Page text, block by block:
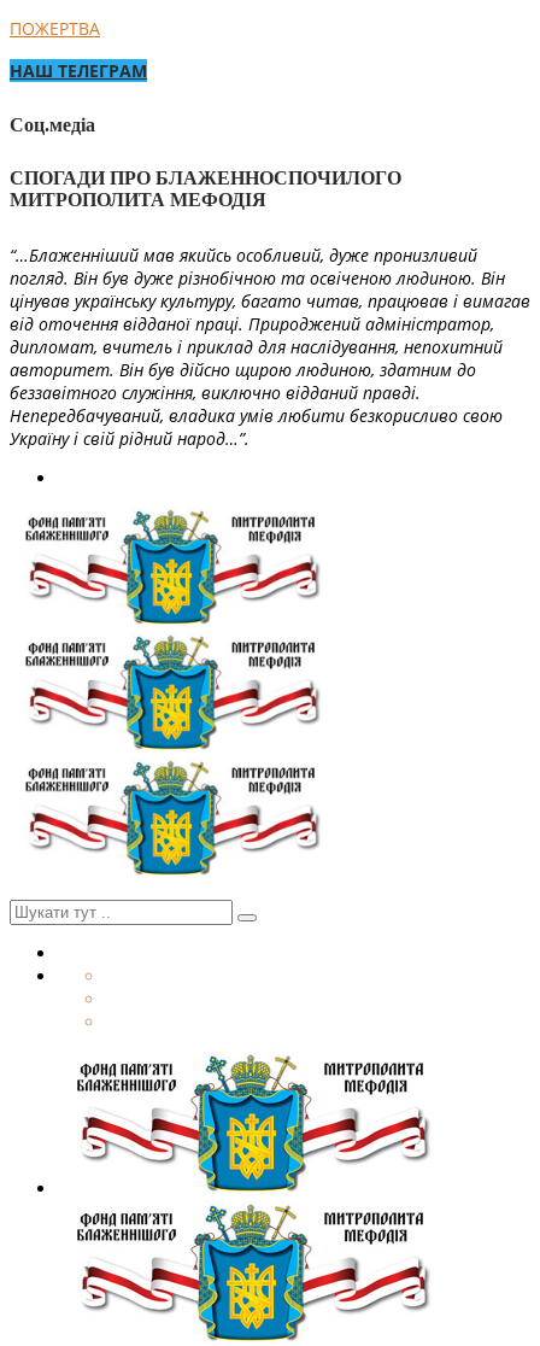
ПОЖЕРТВА
НАШ ТЕЛЕГРАМ
Соц.медіа
СПОГАДИ ПРО БЛАЖЕННОСПОЧИЛОГО
МИТРОПОЛИТА МЕФОДІЯ
“…Блаженніший мав якийсь особливий, дуже пронизливий
погляд. Він був дуже різнобічною та освіченою людиною. Він
цінував українську культуру, багато читав, працював і вимагав
від оточення відданої праці. Природжений адміністратор,
дипломат, вчитель і приклад для наслідування, непохитний
авторитет. Він був дійсно щирою людиною, здатним до
беззавітного служіння, виключно відданий правді.
Непередбачуваний, владика умів любити безкорисливо свою
Україну і свій рідний народ…”.